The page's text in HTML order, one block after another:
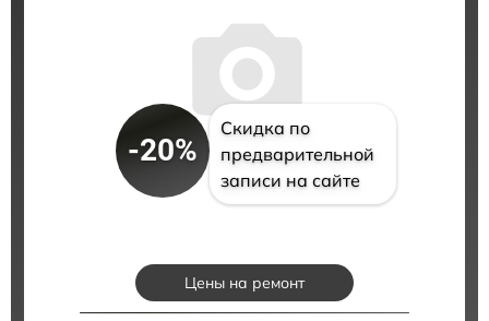
-20%
Скидка по
предварительной
записи на сайте
Цены на ремонт